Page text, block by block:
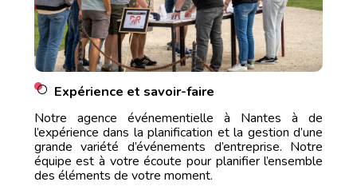
Expérience et savoir-faire
Notre agence événementielle à Nantes à de
l’expérience dans la planification et la gestion d’une
grande variété d’événements d’entreprise. Notre
équipe est à votre écoute pour planifier l’ensemble
des éléments de votre moment.